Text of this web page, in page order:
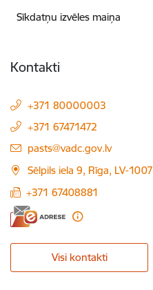
Sīkdatņu izvēles maiņa
Kontakti
+371 80000003
+371 67471472
E-pasts:
pasts@vadc.gov.lv
Sēlpils iela 9, Rīga, LV-1007
+371 67408881
Visi kontakti